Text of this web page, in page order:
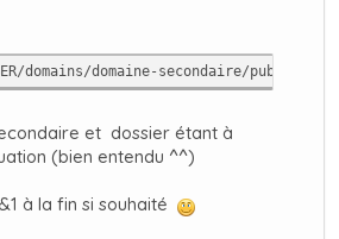
domains/domaine-secondaire/
et dossier étant à
(bien entendu ^^)
à la fin si souhaité